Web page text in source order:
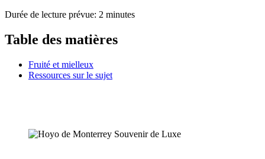
Durée de lecture prévue: 2 minutes
Table des matières
Fruité et mielleux
Ressources sur le sujet